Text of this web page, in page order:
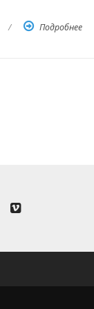
/ Подробнее